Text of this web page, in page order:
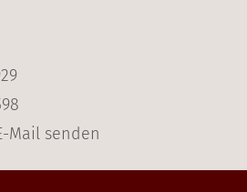
Mail senden